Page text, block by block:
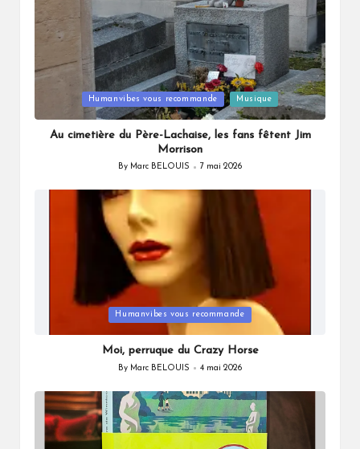
Humanvibes vous recommande Musique
Au cimetière du Père-Lachaise, les fans fêtent Jim
Morrison
Posted
By Marc BELOUIS 7 mai 2026
Humanvibes vous recommande
Moi, perruque du Crazy Horse
Posted
By Marc BELOUIS 4 mai 2026